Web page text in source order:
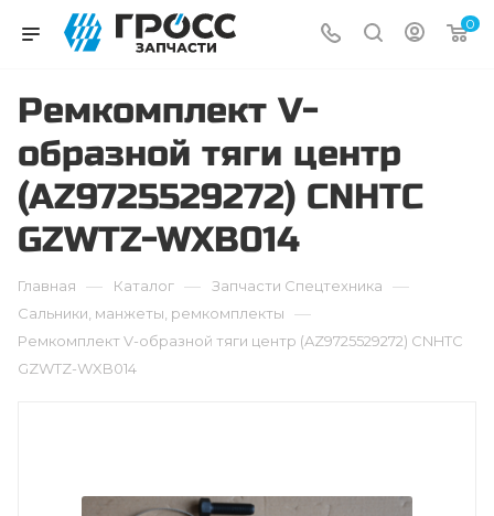
0
Ремкомплект V-
образной тяги центр
(AZ9725529272) CNHTC
GZWTZ-WXB014
Главная — Каталог — Запчасти Cпецтехника —
Сальники, манжеты, ремкомплекты —
Ремкомплект V-образной тяги центр (AZ9725529272) CNHTC
GZWTZ-WXB014